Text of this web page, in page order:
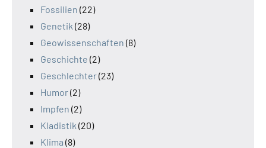
Fossilien (22)
Genetik (28)
Geowissenschaften (8)
Geschichte (2)
Geschlechter(23)
Humor(2)
Impfen (2)
Kladistik (20)
Klima (8)